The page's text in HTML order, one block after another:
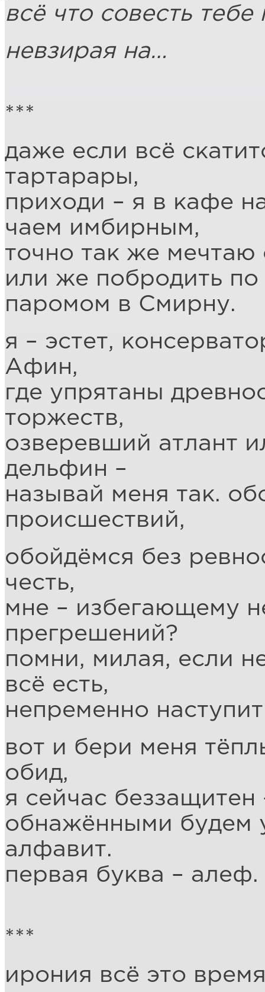
всё что совесть тебе
невзирая на…
***
даже если всё
тартарары,
приходи – я в кафе
чаем имбирным,
точно так же
или же побродить по
паромом в Смирну.
я – эстет,
Афин,
где упрятаны
торжеств,
озверевший атлант
дельфин –
называй меня так.
происшествий,
обойдёмся без
честь,
мне – избегающему
прегрешений?
помни, милая, если
всё есть,
непременно
вот и бери меня
обид,
я сейчас
обнажёнными будем
алфавит.
первая буква – алеф.
***
ирония всё это